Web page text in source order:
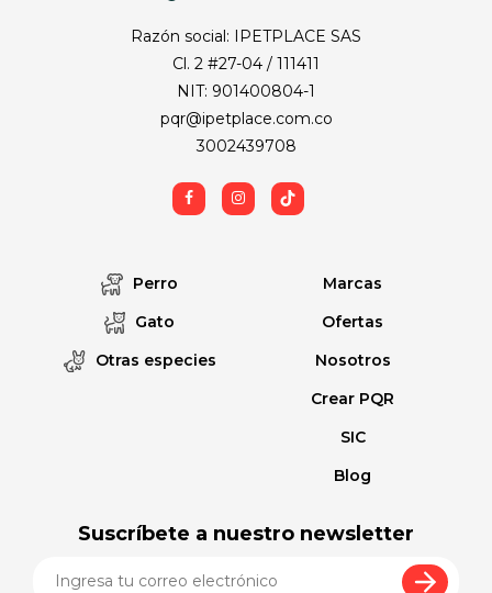
Razón social: IPETPLACE SAS
Cl. 2 #27-04 / 111411
NIT: 901400804-1
pqr@ipetplace.com.co
3002439708
Perro
Gato
Otras especies
Marcas
Ofertas
Nosotros
Crear PQR
SIC
Blog
Suscríbete a nuestro newsletter